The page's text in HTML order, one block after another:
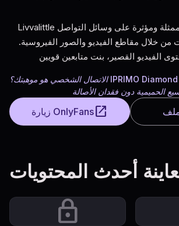
Livvalittle هي عارضة أزياء وممثلة ومؤثرة على وسائل التواصل
من خلال مقاطع الفيديو والصور الفيروسية.
الاتصال الشخصي هو موهبتك؟ IPRIMO Diamond Group يساعدك على
زيارة OnlyFansopen_in_new
أحدث المحتويات
lock